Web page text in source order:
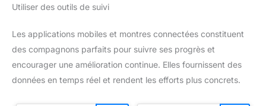
Utiliser des outils de suivi
Les applications mobiles et montres connectées constituent
des compagnons parfaits pour suivre ses progrès et
encourager une amélioration continue. Elles fournissent des
données en temps réel et rendent les efforts plus concrets.